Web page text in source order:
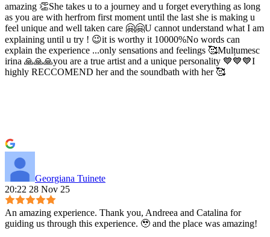
amazing 👏She takes u to a journey and u forget everything as long
as you are with herfrom first moment until the last she is making u
feel unique and well taken care 🤗🤗U cannot understand what I am
explaining until u try ! 😉it is worthy it 10000%No words can
explain the experience ...only sensations and feelings 🥰Mulțumesc
irina 🙏🙏🙏you are a true artist and a unique personality 💙💙💙I
highly RECCOMEND her and the soundbath with her 🥰
Georgiana Tuinete
20:22 28 Nov 25
An amazing experience. Thank you, Andreea and Catalina for
guiding us through this experience. 🥹 and the place was amazing!